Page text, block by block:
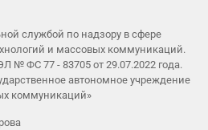
службой по надзору в сфере
и массовых коммуникаций.
№ ФС 77 - 83705 от 29.07.2022 года.
автономное учреждение
коммуникаций»